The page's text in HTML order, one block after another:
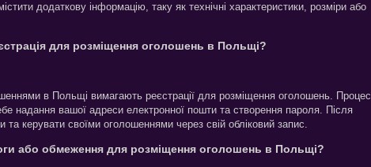
додаткову інформацію, таку як технічні характеристики, розміри або
для розміщення оголошень в Польщі?
в Польщі вимагають реєстрації для розміщення оголошень. Процес
надання вашої адреси електронної пошти та створення пароля. Після
та керувати своїми оголошеннями через свій обліковий запис.
або обмеження для розміщення оголошень в Польщі?